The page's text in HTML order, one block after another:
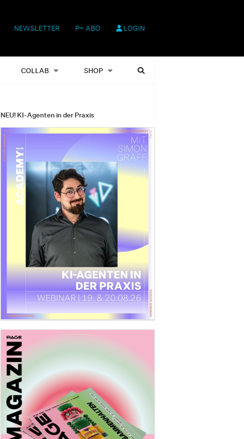
NEWSLETTER P+ ABO LOGIN
COLLAB SHOP
Shop Heftausgaben Suchen
NEU! KI-Agenten in der Praxis